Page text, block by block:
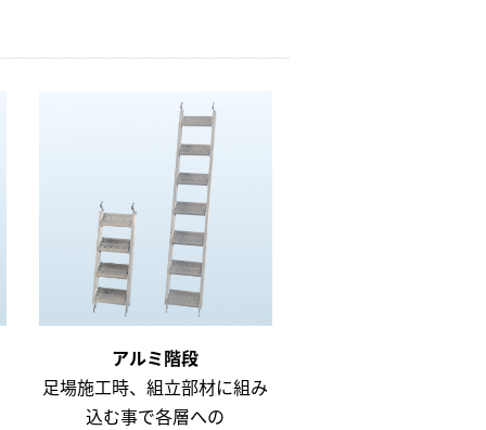
アルミ階段
足場施工時、組立部材に組み
込む事で各層への